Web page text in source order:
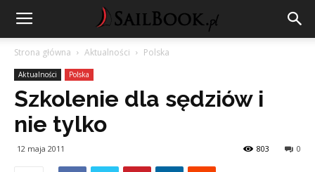
Strona główna Aktualności Polska
Aktualności Polska
Szkolenie dla sędziów i
nie tylko
12 maja 2011 0
803